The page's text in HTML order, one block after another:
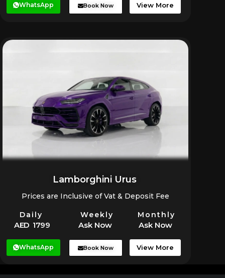
WhatsApp Book Now View More
Lamborghini Urus
Prices are Inclusive of Vat & Deposit Fee
Daily Weekly Monthly
AED 1799 Ask Now Ask Now
WhatsApp Book Now View More